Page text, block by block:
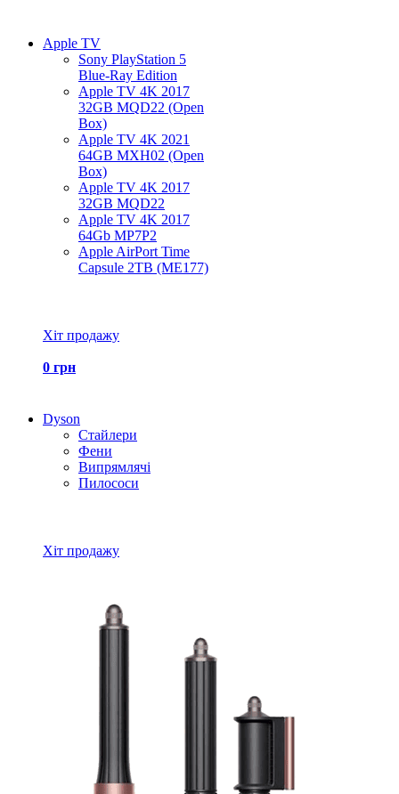
Apple TV
Sony PlayStation 5
Blue-Ray Edition
Apple TV 4K 2017
32GB MQD22 (Open
Box)
Apple TV 4K 2021
64GB MXH02 (Open
Box)
Apple TV 4K 2017
32GB MQD22
Apple TV 4K 2017
64Gb MP7P2
Apple AirPort Time
Capsule 2TB (ME177)
Хіт продажу
0 грн
Dyson
Стайлери
Фени
Випрямлячі
Пилососи
Хіт продажу